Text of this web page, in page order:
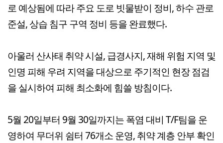
로 예상됨에 따라 주요 도로 빗물받이 정비, 하수 관로
준설, 상습 침구 구역 정비 등을 완료했다.
아울러 산사태 취약 시설, 급경사지, 재해 위험 지역 및
인명 피해 우려 지역을 대상으로 주기적인 현장 점검
을 실시하여 피해 최소화에 힘쓸 방침이다.
5월 20일부터 9월 30일까지는 폭염 대비 T/F팀을 운
영하여 무더위 쉼터 76개소 운영, 취약 계층 안부 확인